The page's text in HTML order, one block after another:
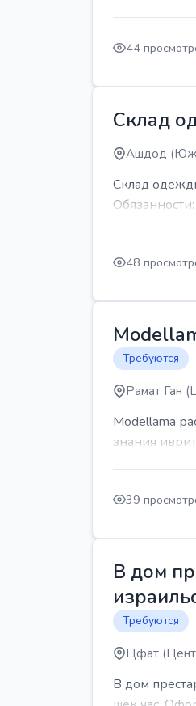
44
Склад
Ашдод
Склад
48
Требуются
Рамат Ган
Modellama
знания
39
В дом
Требуются
Цфат
В дом